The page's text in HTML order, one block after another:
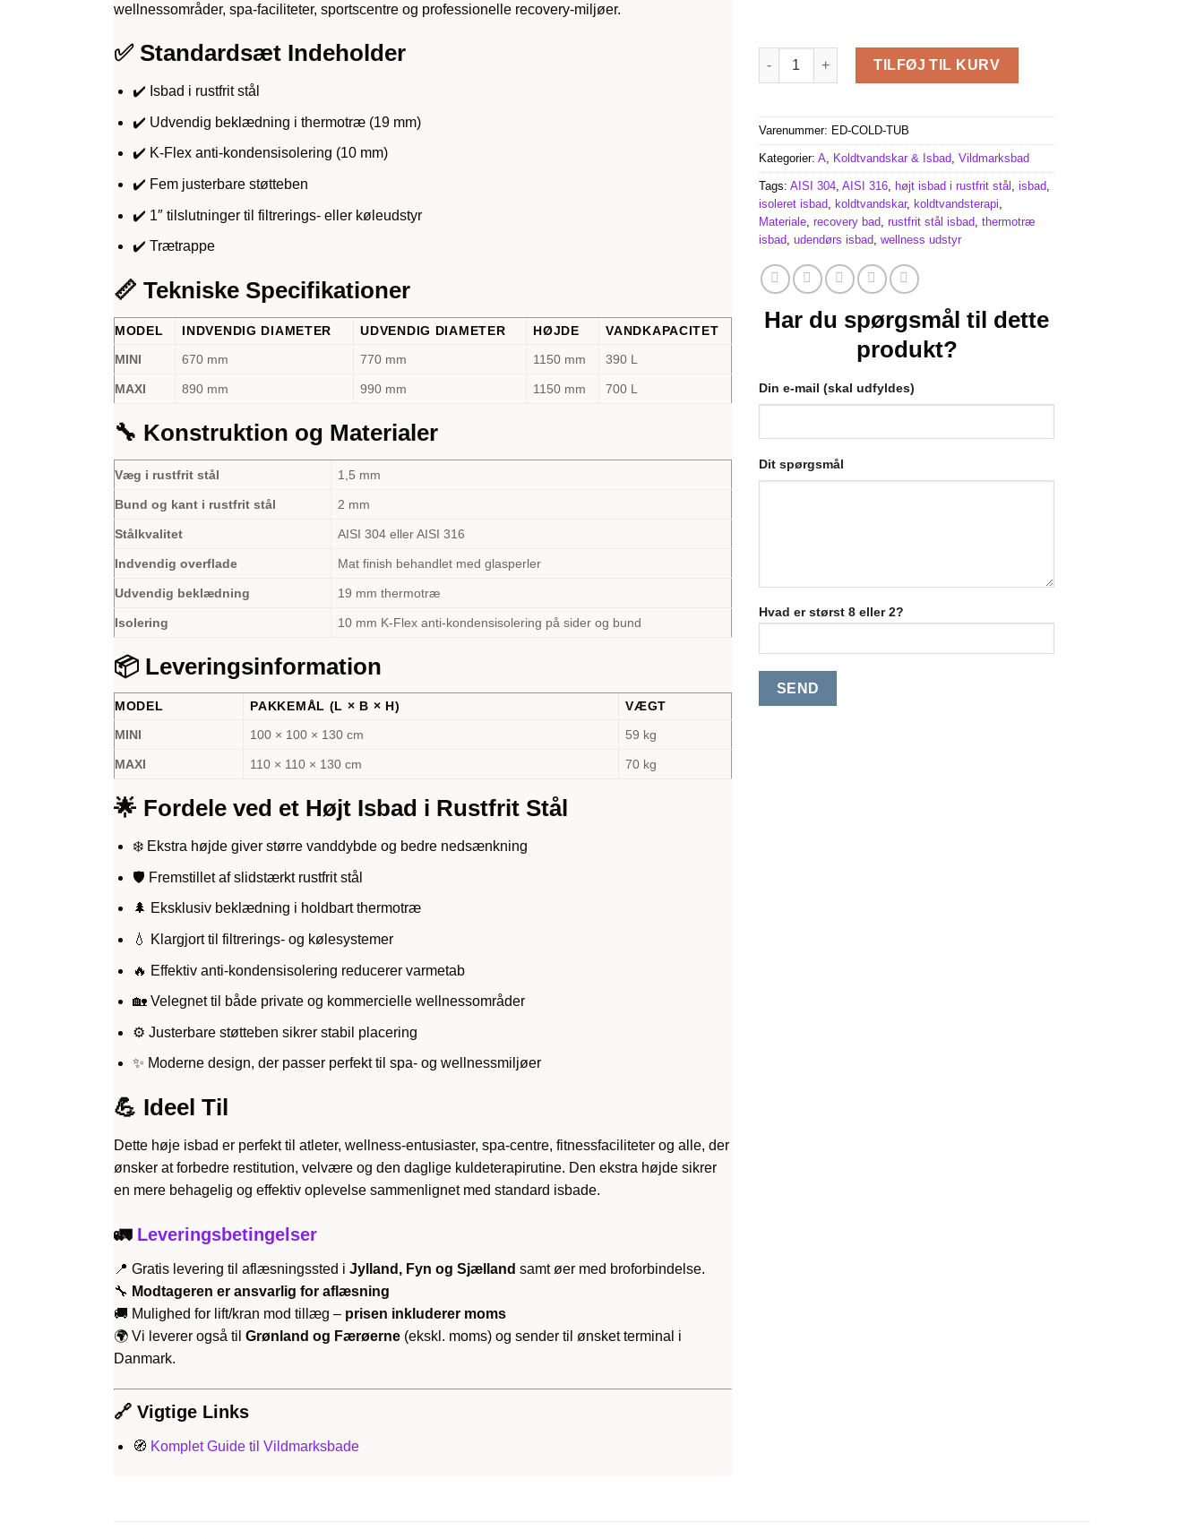
wellnessområder, spa-faciliteter, sportscentre og professionelle recovery-miljøer.
✅ Standardsæt Indeholder
✔️ Isbad i rustfrit stål
✔️ Udvendig beklædning i thermotræ (19 mm)
✔️ K-Flex anti-kondensisolering (10 mm)
✔️ Fem justerbare støtteben
✔️ 1″ tilslutninger til filtrerings- eller køleudstyr
✔️ Trætrappe
📏 Tekniske Specifikationer
MODEL INDVENDIG DIAMETER UDVENDIG DIAMETER HØJDE
VANDKAPACITET
MINI
670 mm 770 mm 1150 mm 390 L
MAXI 890 mm 990 mm 1150 mm 700 L
🔧 Konstruktion og Materialer
Væg i rustfrit stål 1,5 mm
Bund og kant i rustfrit stål 2 mm
Stålkvalitet AISI 304 eller AISI 316
Indvendig overflade Mat finish behandlet med glasperler
Udvendig beklædning 19 mm thermotræ
Isolering 10 mm K-Flex anti-kondensisolering på sider og bund
📦 Leveringsinformation
MODEL PAKKEMÅL (L × B × H)
VÆGT
MINI
100 × 100 × 130 cm 59 kg
MAXI 110 × 110 × 130 cm 70 kg
🌟 Fordele ved et Højt Isbad i Rustfrit Stål
❄️ Ekstra højde giver større vanddybde og bedre nedsænkning
🛡️ Fremstillet af slidstærkt rustfrit stål
🌲 Eksklusiv beklædning i holdbart thermotræ
💧 Klargjort til filtrerings- og kølesystemer
🔥 Effektiv anti-kondensisolering reducerer varmetab
🏡 Velegnet til både private og kommercielle wellnessområder
⚙️ Justerbare støtteben sikrer stabil placering
✨ Moderne design, der passer perfekt til spa- og wellnessmiljøer
💪 Ideel Til
Dette høje isbad er perfekt til atleter, wellness-entusiaster, spa-centre, fitnessfaciliteter og alle, der
ønsker at forbedre restitution, velvære og den daglige kuldeterapirutine. Den ekstra højde sikrer
en mere behagelig og effektiv oplevelse sammenlignet med standard isbade.
🚛 Leveringsbetingelser
📍 Gratis levering til aflæsningssted i Jylland, Fyn og Sjælland samt øer med broforbindelse.
🔧 Modtageren er ansvarlig for aflæsning
🚚 Mulighed for lift/kran mod tillæg – prisen inkluderer moms
🌍 Vi leverer også til Grønland og Færøerne (ekskl. moms) og sender til ønsket terminal i
Danmark.
🔗 Vigtige Links
🧭 Komplet Guide til Vildmarksbade
Højt Isbad i Rustfrit Stål MINI / MAXI antal
TILFØJ TIL KURV
Varenummer: ED-COLD-TUB
Kategorier: A Koldtvandskar & Isbad Vildmarksbad
Tags: AISI 304 AISI 316 højt isbad i rustfrit stål isbad
isoleret isbad koldtvandskar, koldtvandsterapi
Materiale recovery bad rustfrit stål isbad thermotræ
isbad udendørs isbad wellness udstyr
Har du spørgsmål til dette
produkt?
Din e-mail (skal udfyldes)
Dit spørgsmål
Hvad er størst 8 eller 2?